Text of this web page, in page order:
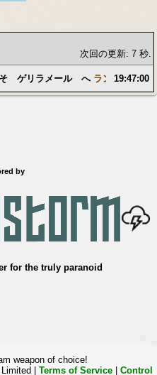
次回の更新: 6 秒.
そ ゲリラメール へ ランダムユー
19:47:00
by
for the truly paranoid
weapon of choice!
| Terms of Service Control